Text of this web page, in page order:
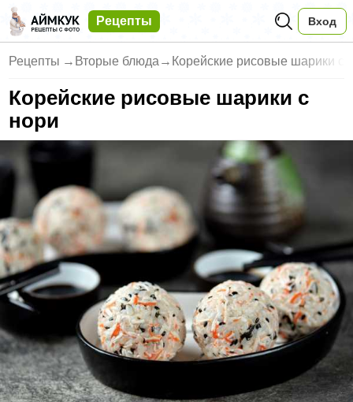
Рецепты Вход
Рецепты → Вторые блюда → Корейские рисовые шарики с
Корейские рисовые шарики с
нори